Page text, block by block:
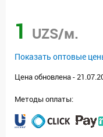
1 UZS/м.
Показать оптовые
Цена обновлена -
Методы оплаты: